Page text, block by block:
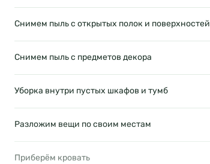
Снимем пыль с открытых полок и поверхностей
Снимем пыль с предметов декора
Уборка внутри пустых шкафов и тумб
Разложим вещи по своим местам
Приберём кровать